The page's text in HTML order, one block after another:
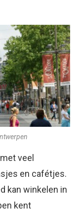
veel
en cafétjes.
kan winkelen in
kent